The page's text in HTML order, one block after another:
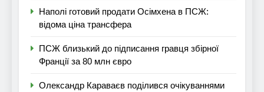
Наполі готовий продати Осімхена в ПСЖ:
відома ціна трансфера
ПСЖ близький до підписання гравця збірної
Франції за 80 млн євро
Олександр Караваєв поділився очікуваннями